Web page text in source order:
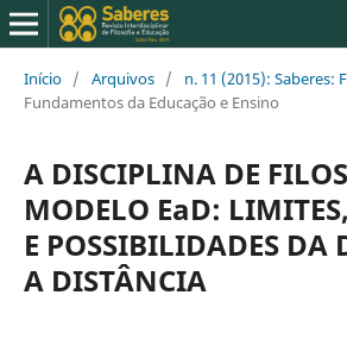
Início / Arquivos / n. 11 (2015): Saberes:
Fundamentos da Educação e Ensino
A DISCIPLINA DE
MODELO EaD:
E POSSIBILIDADES DA
A DISTÂNCIA